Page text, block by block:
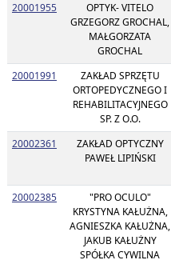
20001955
OPTYK- VITELO
GRZEGORZ GROCHAL,
MAŁGORZATA
GROCHAL
20001991
ZAKŁAD SPRZĘTU
ORTOPEDYCZNEGO I
REHABILITACYJNEGO
SP. Z O.O.
20002361
ZAKŁAD OPTYCZNY
PAWEŁ LIPIŃSKI
20002385
"PRO OCULO"
KRYSTYNA KAŁUŻNA,
AGNIESZKA KAŁUŻNA,
JAKUB KAŁUŻNY
SPÓŁKA CYWILNA